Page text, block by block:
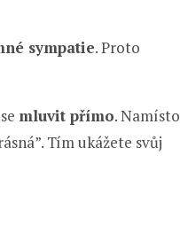
sympatie. Proto
mluvit přímo. Namísto
Tím ukážete svůj